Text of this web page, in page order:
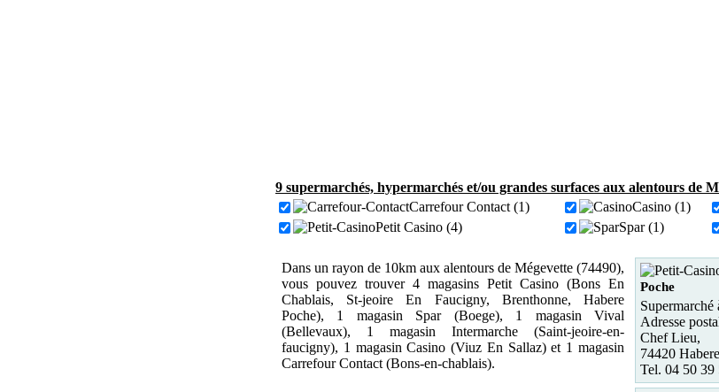
9 supermarchés, hypermarchés et/ou grandes surfaces aux alentours de
Carrefour Contact (1)
Casino (1)
Petit Casino (4)
Spar (1)
Dans un rayon de 10km aux alentours de Mégevette (74490),
vous pouvez trouver 4 magasins Petit Casino (Bons En
Chablais, St-jeoire En Faucigny, Brenthonne, Habere
Poche), 1 magasin Spar (Boege), 1 magasin Vival
(Bellevaux), 1 magasin Intermarche (Saint-jeoire-en-
faucigny), 1 magasin Casino (Viuz En Sallaz) et 1 magasin
Carrefour Contact (Bons-en-chablais).
Poche
Supermarché
Adresse
Chef Lieu,
74420
Tel. 04 50 39